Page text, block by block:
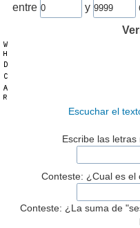
entre y
Escuchar el
Escribe las
Conteste: ¿Cual es el
Conteste: ¿La suma de